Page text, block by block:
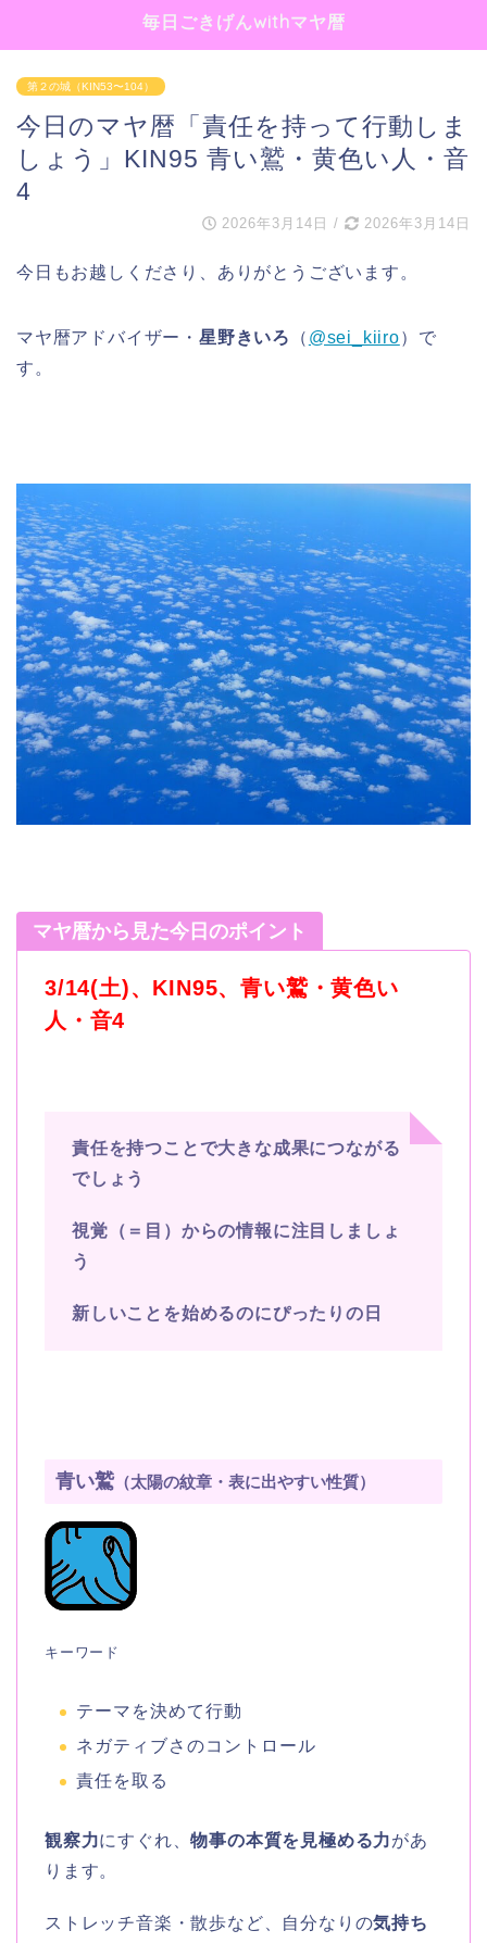
毎日ごきげんwithマヤ暦
第２の城（KIN53〜104）
今日のマヤ暦「責任を持って行動しま
しょう」KIN95 青い鷲・黄色い人・音
4
2026年3月14日 / 2026年3月14日
今日もお越しくださり、ありがとうございます。
マヤ暦アドバイザー・ 星野きいろ （ @sei_kiiro）で
す。
マヤ暦から見た今日のポイント
3/14(土)、 KIN95、青い鷲・黄色い
人・音4
責任を持つことで大きな成果につながる
でしょう
視覚（＝目）からの情報に注目しましょ
う
新しいことを始めるのにぴったりの日
青い鷲（太陽の紋章・表に出やすい性質）
キーワード
テーマを決めて行動
ネガティブさのコントロール
責任を取る
観察力にすぐれ、物事の本質を見極める力があ
ります。
ストレッチ音楽・散歩など、自分なりの気持ち